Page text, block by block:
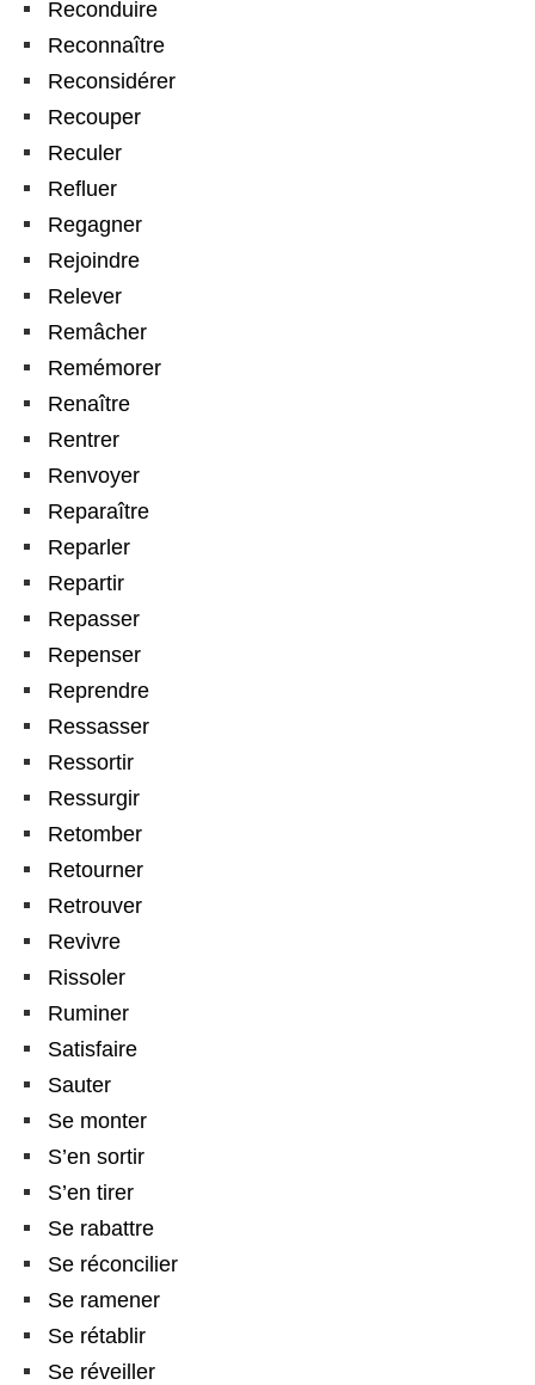
Reconduire
Reconnaître
Reconsidérer
Recouper
Reculer
Refluer
Regagner
Rejoindre
Relever
Remâcher
Remémorer
Renaître
Rentrer
Renvoyer
Reparaître
Reparler
Repartir
Repasser
Repenser
Reprendre
Ressasser
Ressortir
Ressurgir
Retomber
Retourner
Retrouver
Revivre
Rissoler
Ruminer
Satisfaire
Sauter
Se monter
S’en sortir
S’en tirer
Se rabattre
Se réconcilier
Se ramener
Se rétablir
Se réveiller